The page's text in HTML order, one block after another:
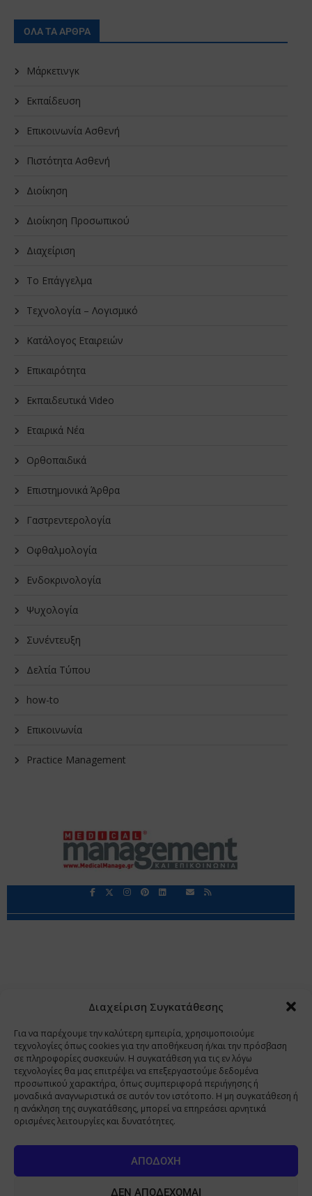
Διαχείριση Συγκατάθεσης
Για να παρέχουμε την καλύτερη εμπειρία, χρησιμοποιούμε
τεχνολογίες όπως cookies για την αποθήκευση ή/και την πρόσβαση
σε πληροφορίες συσκευών. Η συγκατάθεση για τις εν λόγω
τεχνολογίες θα μας επιτρέψει να επεξεργαστούμε δεδομένα
προσωπικού χαρακτήρα, όπως συμπεριφορά περιήγησης ή
μοναδικά αναγνωριστικά σε αυτόν τον ιστότοπο. Η μη συγκατάθεση ή
η ανάκληση της συγκατάθεσης, μπορεί να επηρεάσει αρνητικά
ορισμένες λειτουργίες και δυνατότητες.
ΑΠΟΔΟΧΉ
ΔΕΝ ΑΠΟΔΈΧΟΜΑΙ
ΟΛΑ ΤΑ ΑΡΘΡΑ
Μάρκετινγκ
Εκπαίδευση
Επικοινωνία Ασθενή
Πιστότητα Ασθενή
Διοίκηση
Διοίκηση Προσωπικού
Διαχείριση
Το Επάγγελμα
Τεχνολογία – Λογισμικό
Κατάλογος Εταιρειών
Επικαιρότητα
Εκπαιδευτικά Video
Εταιρικά Νέα
Oρθοπαιδικά
Επιστημονικά Άρθρα
Γαστρεντερολογία
Οφθαλμολογία
Ενδοκρινολογία
Ψυχολογία
Συνέντευξη
Δελτία Τύπου
how-to
Επικοινωνία
Practice Management
Copyright 2009 - 2026 © Χαραμή Α.Ε.
www.PharmaManage.gr • www.HealthExpo.gr • www.YO.gr
•
www.GreekShares.com • www.eLearning-
PharmaManage.gr • www.Charami-SA.gr
Με την παραμονή σας σε αυτή δηλώνετε,
προβλέπονται από τις διατάξεις της παραγράφου 6 του άρθρου 22 του